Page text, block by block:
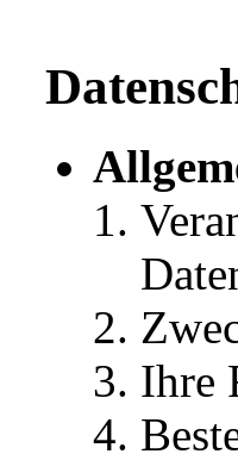
Ihre